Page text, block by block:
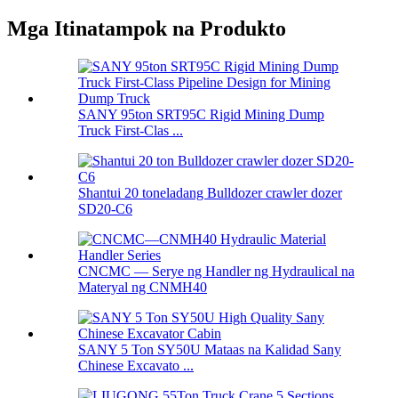
Mga Itinatampok na Produkto
SANY 95ton SRT95C Rigid Mining Dump
Truck First-Clas ...
Shantui 20 toneladang Bulldozer crawler dozer
SD20-C6
CNCMC — Serye ng Handler ng Hydraulical na
Materyal ng CNMH40
SANY 5 Ton SY50U Mataas na Kalidad Sany
Chinese Excavato ...